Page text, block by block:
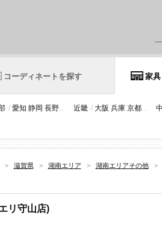
コーディネートを探す 家
/ 愛知 静岡 長野... 近畿 / 大阪 兵庫 京都...
> 滋賀県 > 湖南エリア > 湖南エリアその他 >
リ守山店)